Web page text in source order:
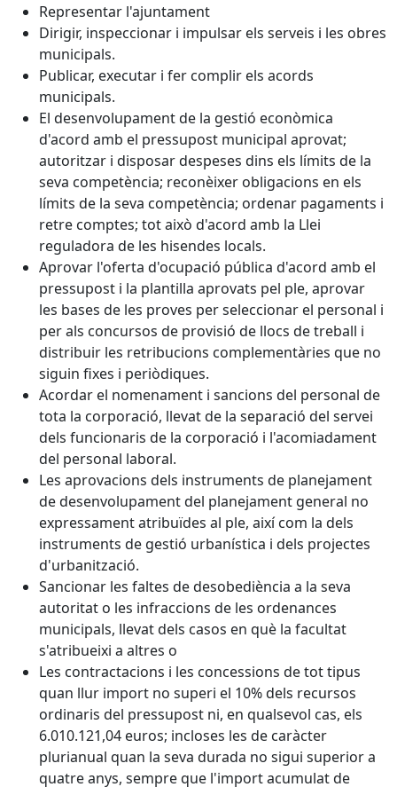
Representar l'ajuntament
Dirigir, inspeccionar i impulsar els serveis i les obres
municipals.
Publicar, executar i fer complir els acords
municipals.
El desenvolupament de la gestió econòmica
d'acord amb el pressupost municipal aprovat;
autoritzar i disposar despeses dins els límits de la
seva competència; reconèixer obligacions en els
límits de la seva competència; ordenar pagaments i
retre comptes; tot això d'acord amb la Llei
reguladora de les hisendes locals.
Aprovar l'oferta d'ocupació pública d'acord amb el
pressupost i la plantilla aprovats pel ple, aprovar
les bases de les proves per seleccionar el personal i
per als concursos de provisió de llocs de treball i
distribuir les retribucions complementàries que no
siguin fixes i periòdiques.
Acordar el nomenament i sancions del personal de
tota la corporació, llevat de la separació del servei
dels funcionaris de la corporació i l'acomiadament
del personal laboral.
Les aprovacions dels instruments de planejament
de desenvolupament del planejament general no
expressament atribuïdes al ple, així com la dels
instruments de gestió urbanística i dels projectes
d'urbanització.
Sancionar les faltes de desobediència a la seva
autoritat o les infraccions de les ordenances
municipals, llevat dels casos en què la facultat
s'atribueixi a altres o
Les contractacions i les concessions de tot tipus
quan llur import no superi el 10% dels recursos
ordinaris del pressupost ni, en qualsevol cas, els
6.010.121,04 euros; incloses les de caràcter
plurianual quan la seva durada no sigui superior a
quatre anys, sempre que l'import acumulat de